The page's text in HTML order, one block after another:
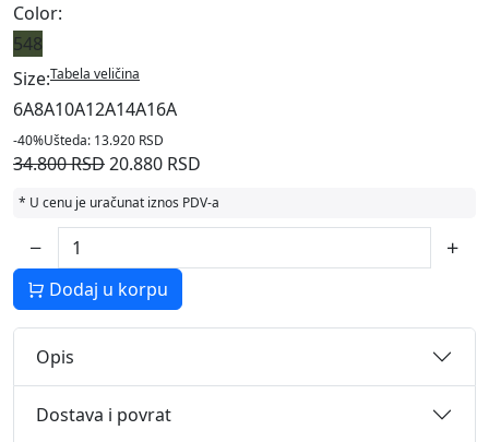
Size:Tabela veličina
6A8A10A12A14A16A
Color:
548
-40%Ušteda: 13.920 RSD
34.800 RSD20.880 RSD
* U cenu je uračunat iznos PDV-a
Dodaj u korpu
Opis
Dostava i povrat